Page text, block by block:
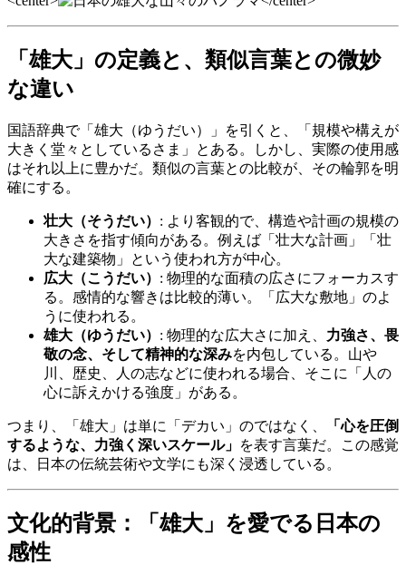
「雄大」の定義と、類似言葉との微妙
な違い
国語辞典で「雄大（ゆうだい）」を引くと、「規模や構えが
大きく堂々としているさま」とある。しかし、実際の使用感
はそれ以上に豊かだ。類似の言葉との比較が、その輪郭を明
確にする。
壮大（そうだい） : より客観的で、構造や計画の規模の
大きさを指す傾向がある。例えば「壮大な計画」「壮
大な建築物」という使われ方が中心。
広大（こうだい） : 物理的な面積の広さにフォーカスす
る。感情的な響きは比較的薄い。「広大な敷地」のよ
うに使われる。
雄大（ゆうだい） : 物理的な広大さに加え、 力強さ、畏
敬の念、そして精神的な深みを内包している。山や
川、歴史、人の志などに使われる場合、そこに「人の
心に訴えかける強度」がある。
つまり、「雄大」は単に「デカい」のではなく、
「心を圧倒
するような、力強く深いスケール」 を表す言葉だ。この感覚
は、日本の伝統芸術や文学にも深く浸透している。
文化的背景：「雄大」を愛でる日本の
感性